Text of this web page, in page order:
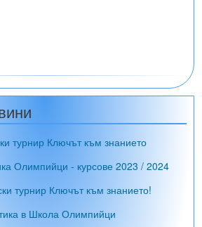
турнир Ключът към знанието
Олимпийци - курсове 2023 / 2024
турнир Ключът към знанието!
в Школа Олимпийци